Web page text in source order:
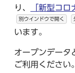
り、
「新型コロ
別ウインドウで開く
います。
オープンデータ
ご利用ください。